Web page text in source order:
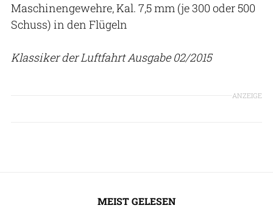
Maschinengewehre, Kal. 7,5 mm (je 300 oder 500
Schuss) in den Flügeln
Klassiker der Luftfahrt Ausgabe 02/2015
ANZEIGE
MEIST GELESEN